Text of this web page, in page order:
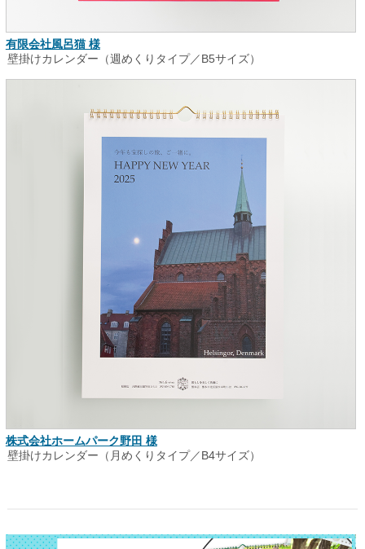
有限会社風呂猫 様
壁掛けカレンダー（週めくりタイプ／B5サイズ）
株式会社ホームパーク野田 様
壁掛けカレンダー（月めくりタイプ／B4サイズ）